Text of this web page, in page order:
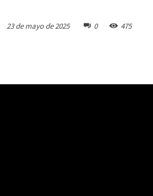
23 de mayo de 2025 0 475